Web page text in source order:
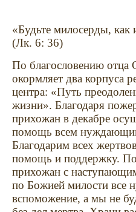
«Будьте милосерды,
(Лк. 6: 36)
По благословению отца
окормляет два корпуса
центра: «Путь
жизни». Благодаря
прихожан в декабре
помощь всем
Благодарим всех
помощь и поддержку.
прихожан с
по Божией милости все
вспоможение, а мы не